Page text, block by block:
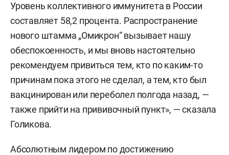
Уровень коллективного иммунитета в России
составляет 58,2 процента. Распространение
нового штамма „Омикрон“ вызывает нашу
обеспокоенность, и мы вновь настоятельно
рекомендуем привиться тем, кто по каким-то
причинам пока этого не сделал, а тем, кто был
вакцинирован или переболел полгода назад, —
также прийти на прививочный пункт», — сказала
Голикова.
Абсолютным лидером по достижению